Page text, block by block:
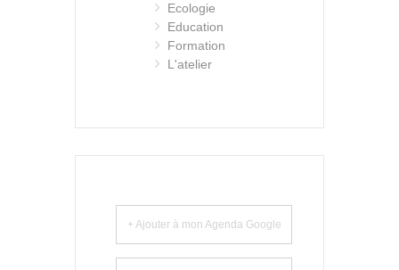
Ecologie
Education
Formation
L'atelier
+ Ajouter à mon Agenda Google